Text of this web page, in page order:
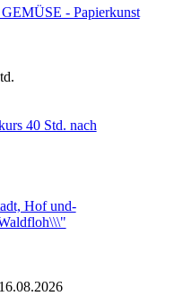
- Papierkunst
40 Std. nach
Hof und-